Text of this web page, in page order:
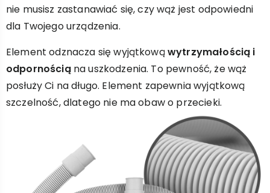
nie musisz zastanawiać się, czy wąż jest odpowiedni
dla Twojego urządzenia.
Element odznacza się wyjątkowąwytrzymałością i
odpornościąna uszkodzenia. To pewność, że wąż
posłuży Ci na długo. Element zapewnia wyjątkową
szczelność, dlatego nie ma obaw o przecieki.